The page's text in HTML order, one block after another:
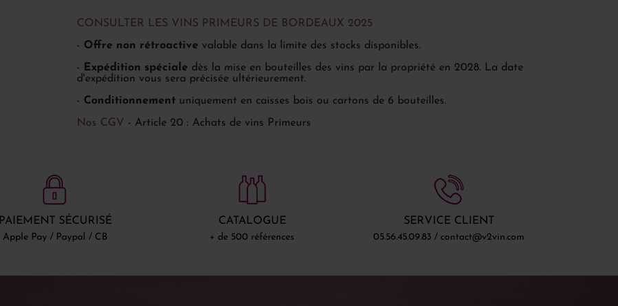
CONSULTER LES VINS PRIMEURS DE BORDEAUX 2025
- Offre non rétroactive valable dans la limite des stocks disponibles.
-
Expédition spéciale dès la mise en bouteilles des vins par la propriété en 2028. La date
d'expédition vous sera précisée ultérieurement.
- Conditionnement uniquement en caisses bois ou cartons de 6 bouteilles.
Nos CGV - Article 20 : Achats de vins Primeurs
PAIEMENT SÉCURISÉ
Apple Pay / Paypal / CB
CATALOGUE
+ de 500 références
SERVICE CLIENT
05.56.45.09.83 / contact@v2vin.com